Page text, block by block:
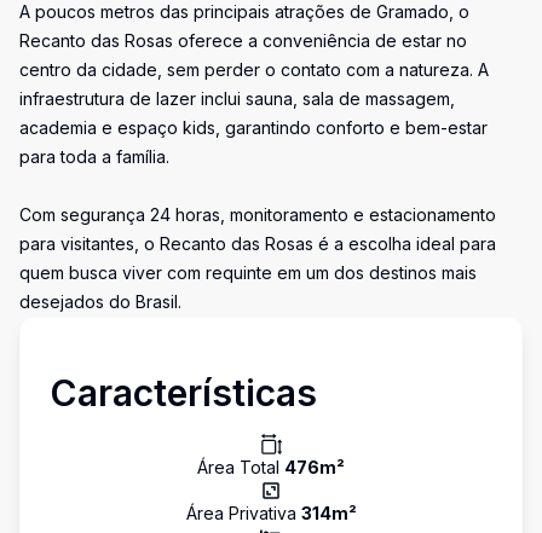
A poucos metros das principais atrações de Gramado, o
Recanto das Rosas oferece a conveniência de estar no
centro da cidade, sem perder o contato com a natureza. A
infraestrutura de lazer inclui sauna, sala de massagem,
academia e espaço kids, garantindo conforto e bem-estar
para toda a família.
Com segurança 24 horas, monitoramento e estacionamento
para visitantes, o Recanto das Rosas é a escolha ideal para
quem busca viver com requinte em um dos destinos mais
desejados do Brasil.
Características
Área Total 476m²
Área Privativa 314m²